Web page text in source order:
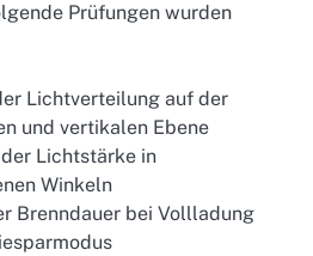
Prüfungen wurden
Lichtverteilung auf der
und vertikalen Ebene
Lichtstärke in
Winkeln
Brenndauer bei Vollladung